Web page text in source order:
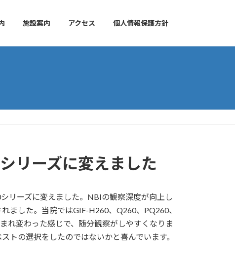
施設案内 アクセス 個人情報保護方針
リーズに変えました
シリーズに変えました。NBIの観察深度が向上し
ました。当院ではGIF-H260、Q260、PQ260、
れ変わった感じで、随分観察がしやすくなりま
トの選択をしたのではないかと喜んでいます。